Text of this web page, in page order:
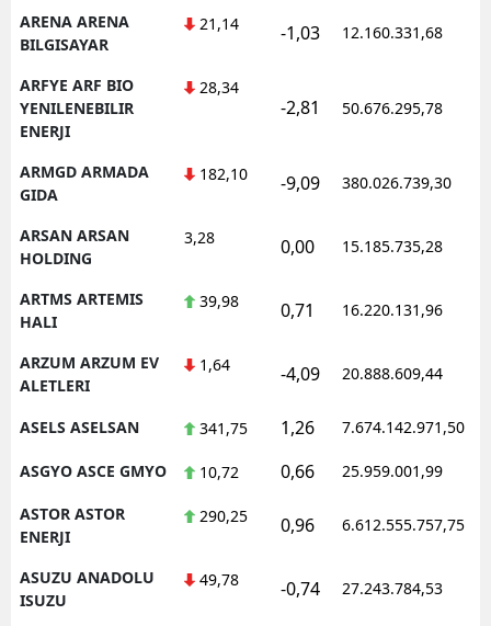
ARENA ARENA
BILGISAYAR
21,14 -1,03 12.160.331,68
ARFYE ARF BIO
YENILENEBILIR
ENERJI
28,34
-2,81 50.676.295,78
ARMGD ARMADA
GIDA
182,10 -9,09 380.026.739,30
ARSAN ARSAN
HOLDING
3,28 0,00 15.185.735,28
ARTMS ARTEMIS
HALI
39,98 0,71 16.220.131,96
ARZUM ARZUM EV
ALETLERI
1,64 -4,09 20.888.609,44
ASELS ASELSAN 341,75 1,26 7.674.142.971,50
ASGYO ASCE GMYO 10,72 0,66 25.959.001,99
ASTOR ASTOR
ENERJI
290,25 0,96 6.612.555.757,75
ASUZU ANADOLU
ISUZU
49,78 -0,74 27.243.784,53